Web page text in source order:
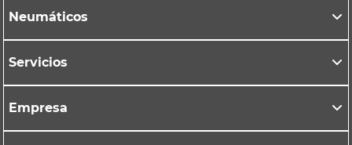
Neumáticos
Servicios
Empresa